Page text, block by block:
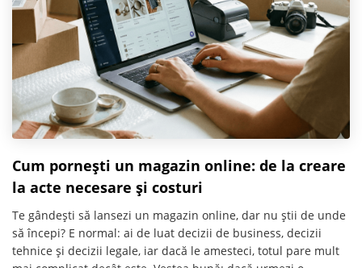
Cum pornești un magazin online: de la creare
la acte necesare și costuri
Te gândești să lansezi un magazin online, dar nu știi de unde
să începi? E normal: ai de luat decizii de business, decizii
tehnice și decizii legale, iar dacă le amesteci, totul pare mult